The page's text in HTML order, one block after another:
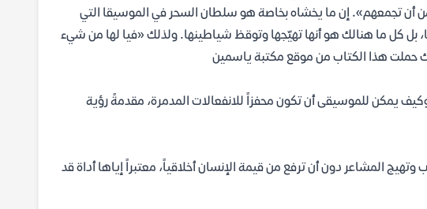
من أن تجمعهم». إن ما يخشاه بخاصة هو سلطان السحر في الموسيقا التي
بل كل ما هنالك هو أنها تهيّجها وتوقظ شياطينها. ولذلك «فيا لها من شيء
حملت هذا الكتاب من موقع مكتبة ياسمين
وكيف يمكن للموسيقى أن تكون محفزاً للانفعالات المدمرة، مقدمةً رؤية
المشاعر دون أن ترفع من قيمة الإنسان أخلاقياً، معتبراً إياها أداة قد